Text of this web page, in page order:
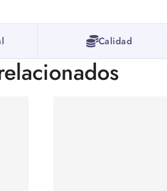
Calidad